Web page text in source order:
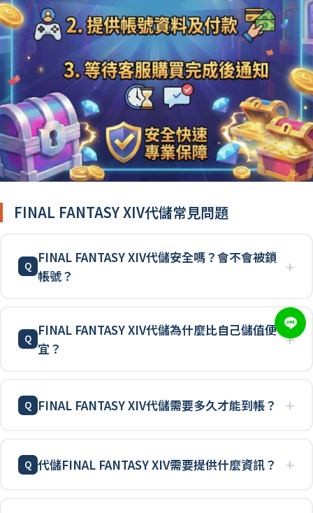
FINAL FANTASY XIV代儲常見問題
FINAL FANTASY XIV代儲安全嗎？會不會被鎖
帳號？
FINAL FANTASY XIV代儲為什麼比自己儲值便
宜？
FINAL FANTASY XIV代儲需要多久才能到帳？
代儲FINAL FANTASY XIV需要提供什麼資訊？